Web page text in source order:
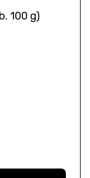
100 g)